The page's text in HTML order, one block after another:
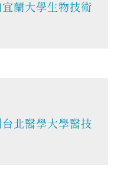
蘭大學生物技術
北醫學大學醫技